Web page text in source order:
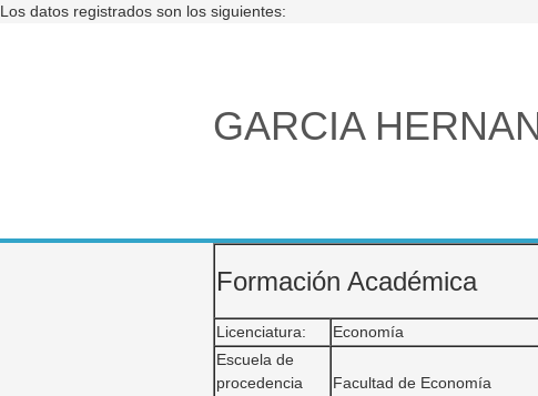
Los datos registrados son los siguientes:
GARCIA
Formación Académica
Licenciatura:
Economía
Escuela de
procedencia
Facultad de Economía